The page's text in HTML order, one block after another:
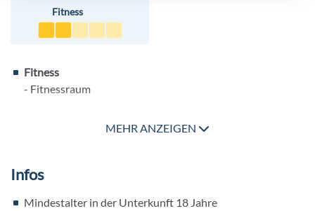
Fitness
Fitness
- Fitnessraum
MEHR ANZEIGEN
Infos
Mindestalter in der Unterkunft 18 Jahre